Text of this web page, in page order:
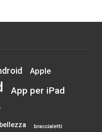
Apple
App per iPad
bellezza braccialetti